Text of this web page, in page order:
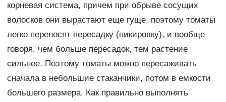
корневая система, причем при обрыве сосущих
волосков они вырастают еще гуще, поэтому томаты
легко переносят пересадку (пикировку), и вообще
говоря, чем больше пересадок, тем растение
сильнее. Поэтому томаты можно пересаживать
сначала в небольшие стаканчики, потом в емкости
большего размера. Как правильно выполнять